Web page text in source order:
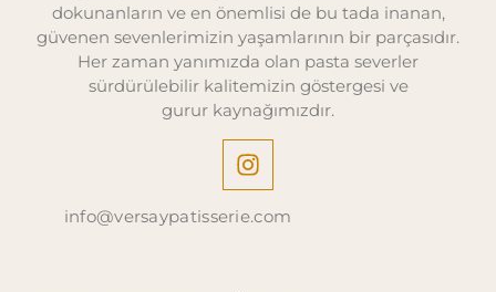
dokunanların ve en önemlisi de bu tada inanan,
güvenen sevenlerimizin yaşamlarının bir parçasıdır.
Her zaman yanımızda olan pasta severler
sürdürülebilir kalitemizin göstergesi ve
gurur kaynağımızdır.
info@versaypatisserie.com